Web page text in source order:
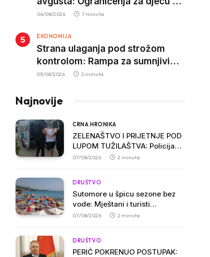
trotinetima i mlade vozače, veće
djece
06/08/2026 7 minuta
EKONOMIJA
Strana ulaganja pod strožom
kontrolom: Rampa za sumnjivi
kapital
03/08/2026 2 minuta
Najnovije
CRNA HRONIKA
ZELENAŠTVO I PRIJETNJE POD
LUPOM TUŽILAŠTVA: Policija
procesuirala troje osumnjičenih
07/08/2026 2 minuta
DRUŠTVO
Sutomore u špicu sezone bez
vode: Mještani i turisti
ogorčeni, apartmani se prazne
07/08/2026 2 minuta
DRUŠTVO
PERIĆ POKRENUO POSTUPAK: